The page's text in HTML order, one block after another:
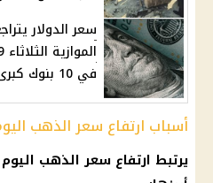
سعر الدولار
في 10 بنوك كبرى؟
أسباب ارتفاع سعر الذهب
يرتبط ارتفاع سعر الذهب